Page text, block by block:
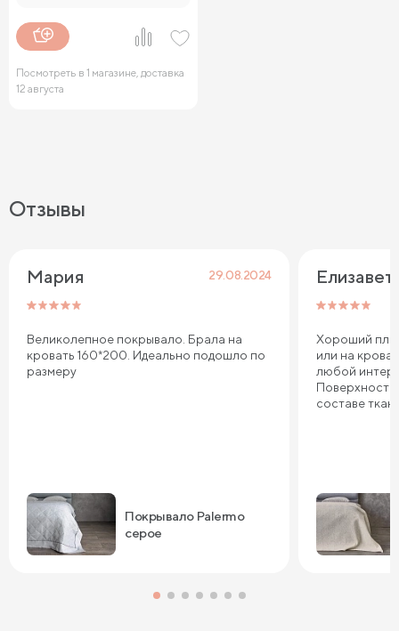
Посмотреть в 1 магазине, доставка
12 августа
Отзывы
Мария 29.08.2024
Великолепное покрывало. Брала на
кровать 160*200. Идеально подошло по
размеру
Покрывало Palermo
серое
Хороший
или на
любой
Поверхность
составе